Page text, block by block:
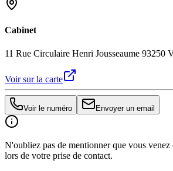
Cabinet
11 Rue Circulaire Henri Jousseaume 93250
Voir sur la carte
Voir le numéro Envoyer un email
N'oubliez pas de mentionner que vous
lors de votre prise de contact.